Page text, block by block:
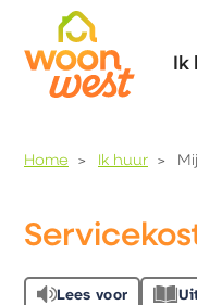
Naar hoofdinhoud
Naar
Naar zoeken
Naar de homepage
Home Ik huur
Lees voor